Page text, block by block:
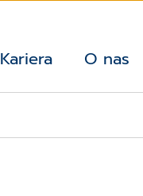
Kariera O nas